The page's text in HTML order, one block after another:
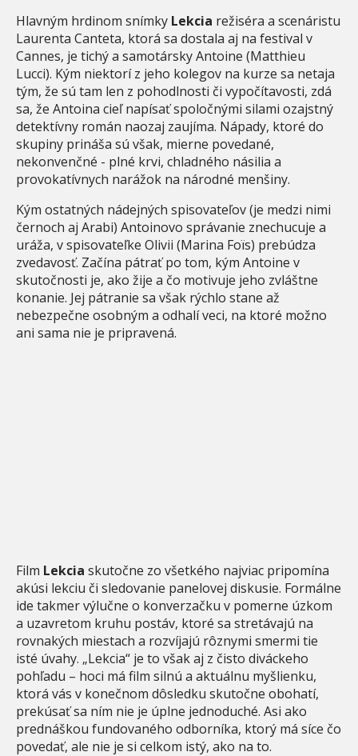
Hlavným hrdinom snímky Lekcia režiséra a scenáristu
Laurenta Canteta, ktorá sa dostala aj na festival v
Cannes, je tichý a samotársky Antoine (Matthieu
Lucci). Kým niektorí z jeho kolegov na kurze sa netaja
tým, že sú tam len z pohodlnosti či vypočítavosti, zdá
sa, že Antoina cieľ napísať spoločnými silami ozajstný
detektívny román naozaj zaujíma. Nápady, ktoré do
skupiny prináša sú však, mierne povedané,
nekonvenčné - plné krvi, chladného násilia a
provokatívnych narážok na národné menšiny.
Kým ostatných nádejných spisovateľov (je medzi nimi
černoch aj Arabi) Antoinovo správanie znechucuje a
uráža, v spisovateľke Olivii (Marina Foïs) prebúdza
zvedavosť. Začína pátrať po tom, kým Antoine v
skutočnosti je, ako žije a čo motivuje jeho zvláštne
konanie. Jej pátranie sa však rýchlo stane až
nebezpečne osobným a odhalí veci, na ktoré možno
ani sama nie je pripravená.
Film Lekcia skutočne zo všetkého najviac pripomína
akúsi lekciu či sledovanie panelovej diskusie. Formálne
ide takmer výlučne o konverzačku v pomerne úzkom
a uzavretom kruhu postáv, ktoré sa stretávajú na
rovnakých miestach a rozvíjajú rôznymi smermi tie
isté úvahy. „Lekcia“ je to však aj z čisto diváckeho
pohľadu – hoci má film silnú a aktuálnu myšlienku,
ktorá vás v konečnom dôsledku skutočne obohatí,
prekúsať sa ním nie je úplne jednoduché. Asi ako
prednáškou fundovaného odborníka, ktorý má síce čo
povedať, ale nie je si celkom istý, ako na to.